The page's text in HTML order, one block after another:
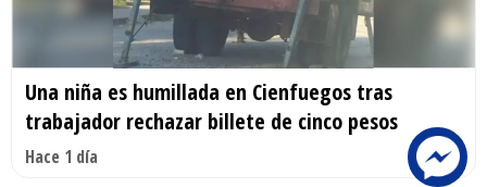
Una niña es humillada en Cienfuegos tras
trabajador rechazar billete de cinco pesos
Hace 1 día